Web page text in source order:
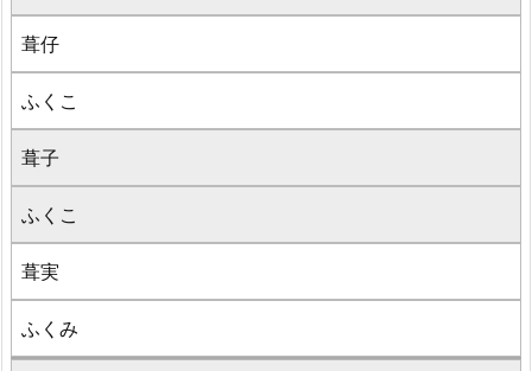
葺仔
ふくこ
葺子
ふくこ
葺実
ふくみ